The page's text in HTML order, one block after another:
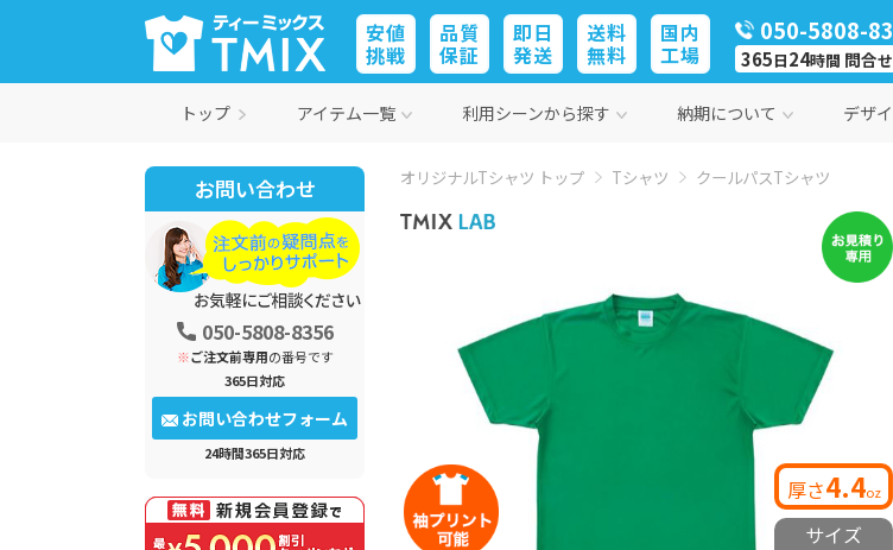
050-5808-
365日24時間 問合せ
安値
挑戦
品質
保証
即日
発送
送料
無料
国内
工場
トップ アイテム一覧 利用シーンから探す 納期について デザ
オリジナルTシャツ トップ Tシャツ クールパスTシャツ
厚さ4.4oz
サイズ
お問い合わせ
050-5808-8356
※ご注文前専用の番号です
365日対応
お問い合わせフォーム
24時間365日対応